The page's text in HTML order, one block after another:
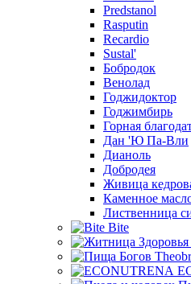
Predstanol
Rasputin
Recardio
Sustal'
Бобродок
Венолад
Годжидоктор
Годжимбирь
Горная
Дан 'Ю Па-Вли
Дианоль
Добродея
Живица
Каменное
Лиственница
Bite